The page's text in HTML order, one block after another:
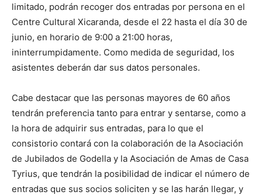
limitado, podrán recoger dos entradas por persona en el
Centre Cultural Xicaranda, desde el 22 hasta el día 30 de
junio, en horario de 9:00 a 21:00 horas,
ininterrumpidamente. Como medida de seguridad, los
asistentes deberán dar sus datos personales.
Cabe destacar que las personas mayores de 60 años
tendrán preferencia tanto para entrar y sentarse, como a
la hora de adquirir sus entradas, para lo que el
consistorio contará con la colaboración de la Asociación
de Jubilados de Godella y la Asociación de Amas de Casa
Tyrius, que tendrán la posibilidad de indicar el número de
entradas que sus socios soliciten y se las harán llegar, y